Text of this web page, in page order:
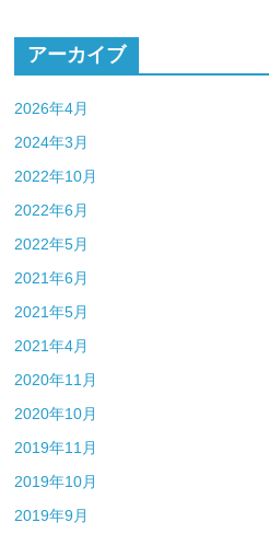
アーカイブ
2026年4月
2024年3月
2022年10月
2022年6月
2022年5月
2021年6月
2021年5月
2021年4月
2020年11月
2020年10月
2019年11月
2019年10月
2019年9月